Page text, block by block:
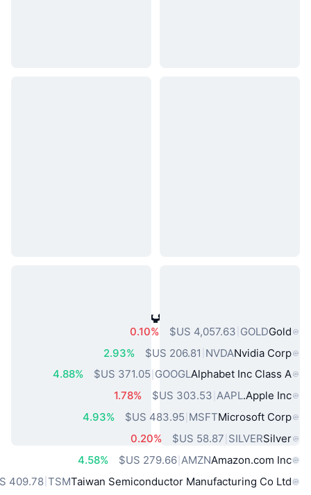
أصول العالم الحقيقي الشائعة
Gold
GOLD
0.10%
Nvidia Corp
NVDA
2.93%
Alphabet Inc Class A
GOOGL
4.88%
Apple Inc.
AAPL
1.78%
Microsoft Corp
MSFT
4.93%
Silver
SILVER
0.20%
Amazon.com Inc
AMZN
‏279.66 US$
4.58%
Taiwan Semiconductor Manufacturing Co Ltd
TSM
‏409.78 US$